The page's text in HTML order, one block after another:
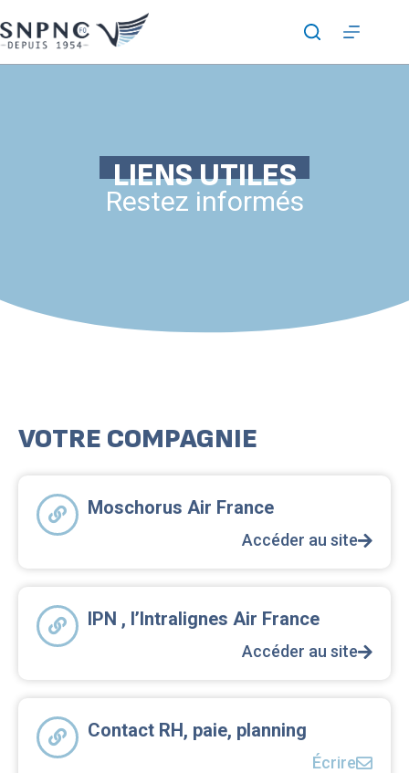
LIENS UTILES
Restez informés
VOTRE COMPAGNIE
Moschorus Air France
Accéder au site
IPN , l’Intralignes Air France
Accéder au site
Contact RH, paie, planning
Écrire